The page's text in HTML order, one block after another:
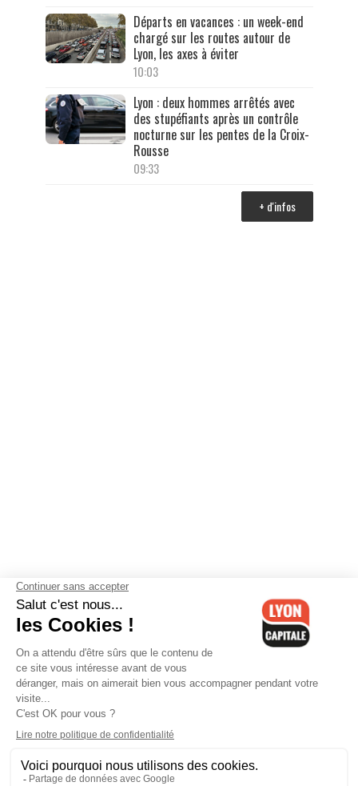
Départs en vacances : un week-end
chargé sur les routes autour de
Lyon, les axes à éviter
10:03
Lyon : deux hommes arrêtés avec
des stupéfiants après un contrôle
nocturne sur les pentes de la Croix-
Rousse
09:33
+ d'infos
Contactez-nous-Mentions légales-CGV-Politique de